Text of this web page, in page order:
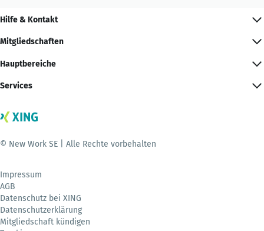
Hilfe & Kontakt
Mitgliedschaften
Hauptbereiche
Services
© New Work SE | Alle Rechte vorbehalten
Impressum
AGB
Datenschutz bei XING
Datenschutzerklärung
Mitgliedschaft kündigen